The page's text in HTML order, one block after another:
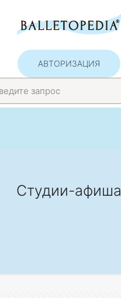
АВТОРИЗАЦИЯ
Студии-афиша